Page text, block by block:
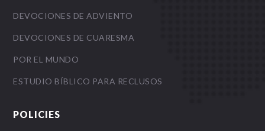
DEVOCIONES DE ADVIENTO
DEVOCIONES DE CUARESMA
POR EL MUNDO
ESTUDIO BÍBLICO PARA RECLUSOS
POLICIES